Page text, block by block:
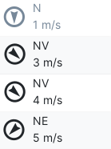
N
1 m/s
NV
3 m/s
NV
4 m/s
NE
5 m/s